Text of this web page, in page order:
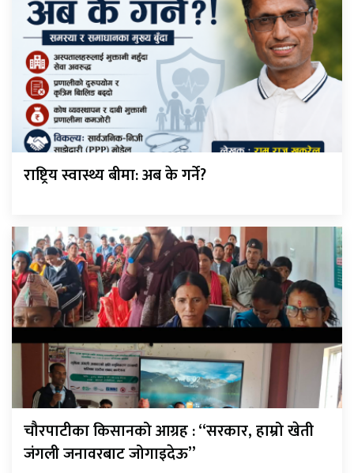
राष्ट्रिय स्वास्थ्य बीमा: अब के गर्ने?
चौरपाटीका किसानको आग्रह : “सरकार, हाम्रो खेती
जंगली जनावरबाट जोगाइदेऊ”